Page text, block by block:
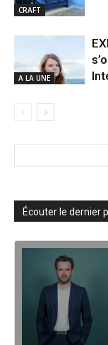
CRAFT
A LA UNE
Écouter le dernier